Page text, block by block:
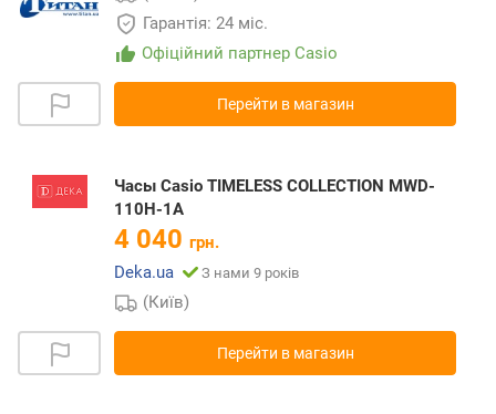
Гарантія: 24 міс.
Офіційний партнер Casio
Перейти в магазин
Часы Casio TIMELESS COLLECTION MWD-
110H-1A
4 040 грн.
Deka.ua
З нами 9 років
(Київ)
Перейти в магазин